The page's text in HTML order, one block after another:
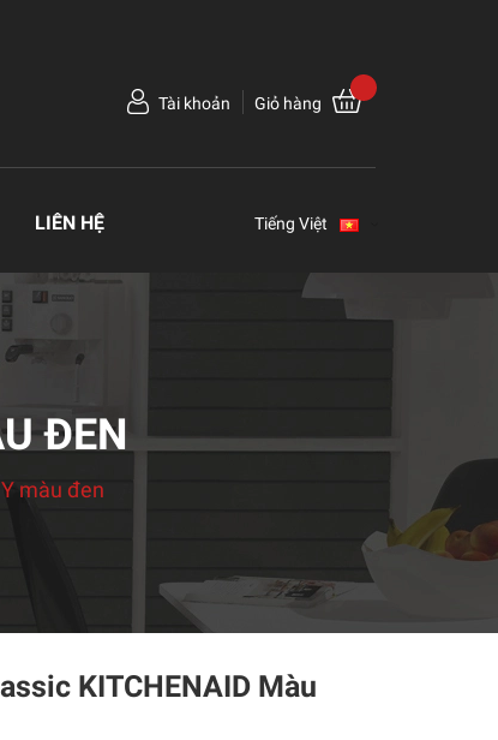
Tài khoản Giỏ hàng
LIÊN HỆ Tiếng Việt
ĐEN
màu đen
KITCHENAID Màu